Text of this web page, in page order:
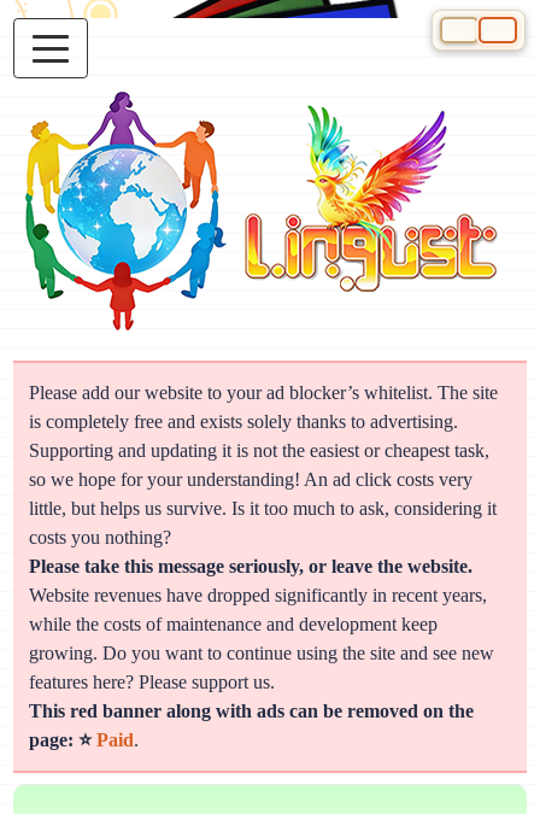
Please add our website to your ad blocker’s whitelist. The site
is completely free and exists solely thanks to advertising.
Supporting and updating it is not the easiest or cheapest task,
so we hope for your understanding! An ad click costs very
little, but helps us survive. Is it too much to ask, considering it
costs you nothing?
Please take this message seriously, or leave the website.
Website revenues have dropped significantly in recent years,
while the costs of maintenance and development keep
growing. Do you want to continue using the site and see new
features here? Please support us.
This red banner along with ads can be removed on the
page: ⭐Paid.